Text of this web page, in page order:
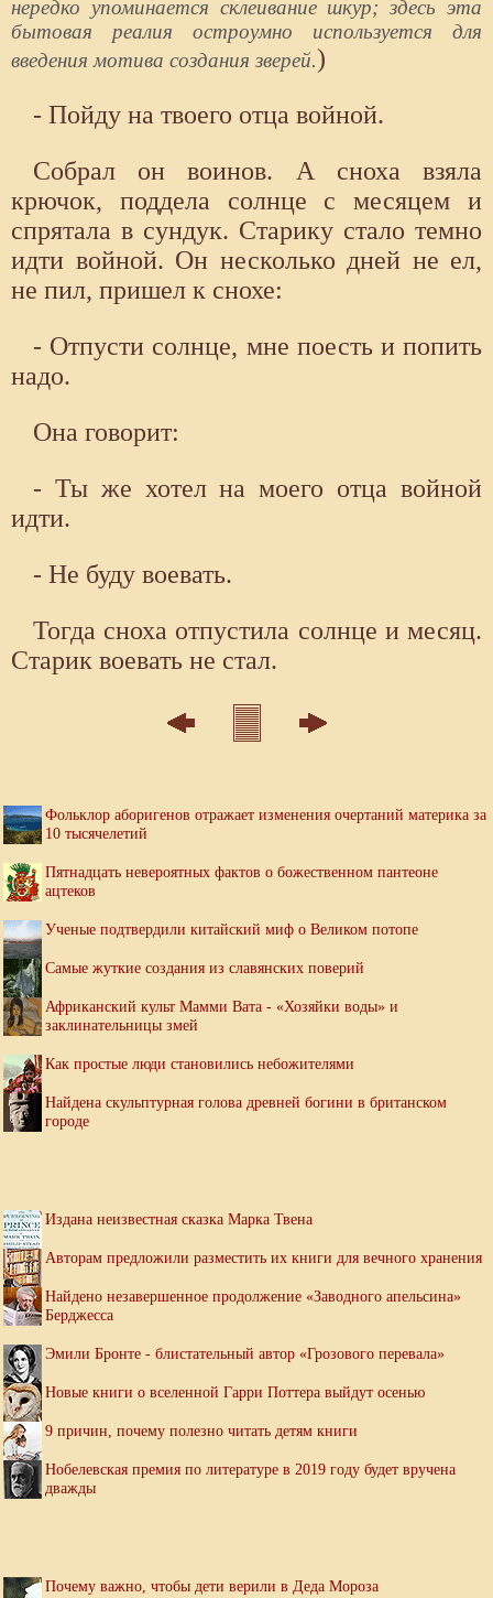
нередко упоминается склеивание шкур; здесь эта
бытовая реалия остроумно используется для
введения мотива создания зверей.)
- Пойду на твоего отца войной.
Собрал он воинов. А сноха взяла
крючок, поддела солнце с месяцем и
спрятала в сундук. Старику стало темно
идти войной. Он несколько дней не ел,
не пил, пришел к снохе:
- Отпусти солнце, мне поесть и попить
надо.
Она говорит:
- Ты же хотел на моего отца войной
идти.
- Не буду воевать.
Тогда сноха отпустила солнце и месяц.
Старик воевать не стал.
Фольклор аборигенов отражает изменения очертаний материка за
10 тысячелетий
Пятнадцать невероятных фактов о божественном пантеоне
ацтеков
Ученые подтвердили китайский миф о Великом потопе
Самые жуткие создания из славянских поверий
Африканский культ Мамми Вата - «Хозяйки воды» и
заклинательницы змей
Как простые люди становились небожителями
Найдена скульптурная голова древней богини в британском
городе
Издана неизвестная сказка Марка Твена
Авторам предложили разместить их книги для вечного хранения
Найдено незавершенное продолжение «Заводного апельсина»
Берджесса
Эмили Бронте - блистательный автор «Грозового перевала»
Новые книги о вселенной Гарри Поттера выйдут осенью
9 причин, почему полезно читать детям книги
Нобелевская премия по литературе в 2019 году будет вручена
дважды
Почему важно, чтобы дети верили в Деда Мороза